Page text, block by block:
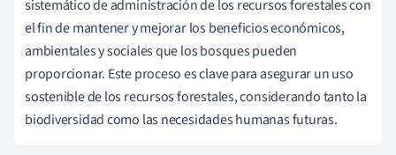
sistemático de administración de los recursos forestales con
el fin de mantener y mejorar los beneficios económicos,
ambientales y sociales que los bosques pueden
proporcionar. Este proceso es clave para asegurar un uso
sostenible de los recursos forestales, considerando tanto la
biodiversidad como las necesidades humanas futuras.